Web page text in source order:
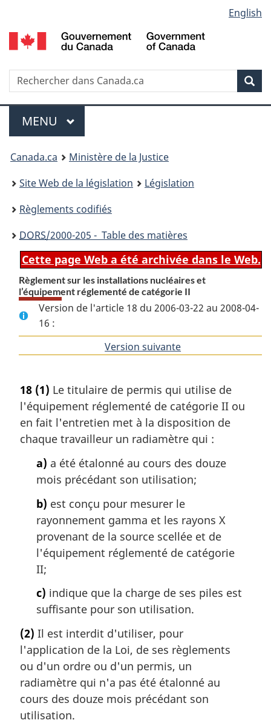
au
contenu
propos
de
la
HTML
simplifiée
selection
English
Recherche
Menu
MENU PRINCIPAL
You
are
here:
Canada.ca
Ministère de la Justice
Site Web de la législation
Législation
Règlements codifiés
DORS/2000-205 - Table des matières
Cette page Web a été archivée dans le Web.
Règlement sur les installations nucléaires et
l’équipement réglementé de catégorie II
Version de l'article 18 du 2006-03-22 au 2008-04-
16 :
Version suivante
18 (1) Le titulaire de permis qui utilise de
l'équipement réglementé de catégorie II ou
en fait l'entretien met à la disposition de
chaque travailleur un radiamètre qui :
a) a été étalonné au cours des douze
mois précédant son utilisation;
b) est conçu pour mesurer le
rayonnement gamma et les rayons X
provenant de la source scellée et de
l'équipement réglementé de catégorie
II;
c) indique que la charge de ses piles est
suffisante pour son utilisation.
(2) Il est interdit d'utiliser, pour
l'application de la Loi, de ses règlements
ou d'un ordre ou d'un permis, un
radiamètre qui n'a pas été étalonné au
cours des douze mois précédant son
utilisation.